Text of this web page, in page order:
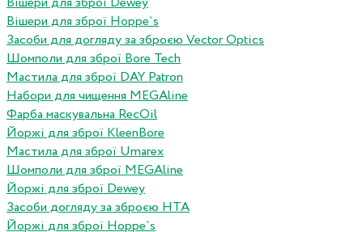
Вішери для зброї Hoppe`s
Засоби для догляду за зброєю Vector Optics
Шомполи для зброї Bore Tech
Мастила для зброї DAY Patron
Набори для чищення MEGAline
Фарба маскувальна RecOil
Йоржі для зброї KleenBore
Мастила для зброї Umarex
Шомполи для зброї MEGAline
Йоржі для зброї Dewey
Засоби догляду за зброєю HTA
Йоржі для зброї Hoppe`s